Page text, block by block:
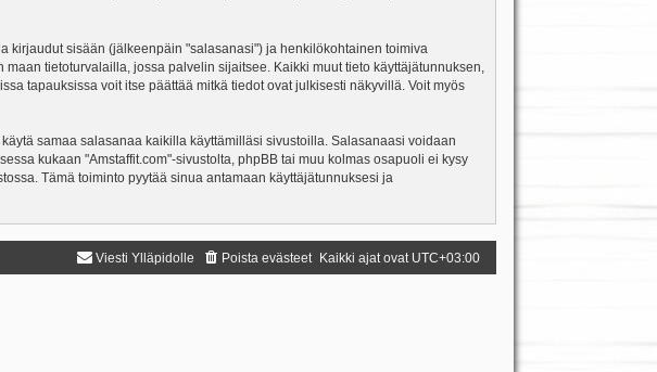
kirjaudut sisään (jälkeenpäin "salasanasi") ja henkilökohtainen toimiva
tietoturvalailla, jossa palvelin sijaitsee. Kaikki muut tieto käyttäjätunnuksen,
tapauksissa voit itse päättää mitkä tiedot ovat julkisesti näkyvillä. Voit myös
samaa salasanaa kaikilla käyttämilläsi sivustoilla. Salasanaasi voidaan
kukaan "Amstaffit.com"-sivustolta, phpBB tai muu kolmas osapuoli ei kysy
Tämä toiminto pyytää sinua antamaan käyttäjätunnuksesi ja
Kaikki ajat ovat UTC+03:00
Poista evästeet
Viesti Ylläpidolle